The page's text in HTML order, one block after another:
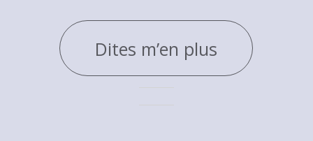
Dites m’en plus